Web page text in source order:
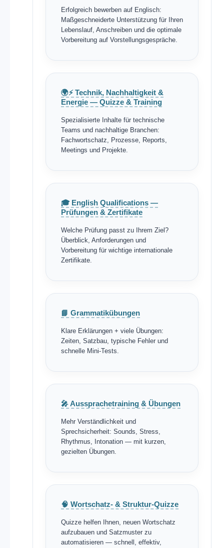
Erfolgreich bewerben auf Englisch:
Maßgeschneiderte Unterstützung für Ihren
Lebenslauf, Anschreiben und die optimale
Vorbereitung auf Vorstellungsgespräche.
🌍⚡ Technik, Nachhaltigkeit &
Energie — Quizze & Training
Spezialisierte Inhalte für technische
Teams und nachhaltige Branchen:
Fachwortschatz, Prozesse, Reports,
Meetings und Projekte.
🎓 English Qualifications —
Prüfungen & Zertifikate
Welche Prüfung passt zu Ihrem Ziel?
Überblick, Anforderungen und
Vorbereitung für wichtige internationale
Zertifikate.
📘 Grammatikübungen
Klare Erklärungen + viele Übungen:
Zeiten, Satzbau, typische Fehler und
schnelle Mini-Tests.
🎤 Aussprachetraining & Übungen
Mehr Verständlichkeit und
Sprechsicherheit: Sounds, Stress,
Rhythmus, Intonation — mit kurzen,
gezielten Übungen.
🧠 Wortschatz- & Struktur-Quizze
Quizze helfen Ihnen, neuen Wortschatz
aufzubauen und Satzmuster zu
automatisieren — schnell, effektiv,